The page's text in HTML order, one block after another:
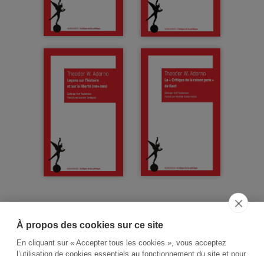
À propos des cookies sur ce site
En cliquant sur « Accepter tous les cookies », vous acceptez
l’utilisation de cookies essentiels au fonctionnement du site et pour
RECHERCHE THÉMATIQUE